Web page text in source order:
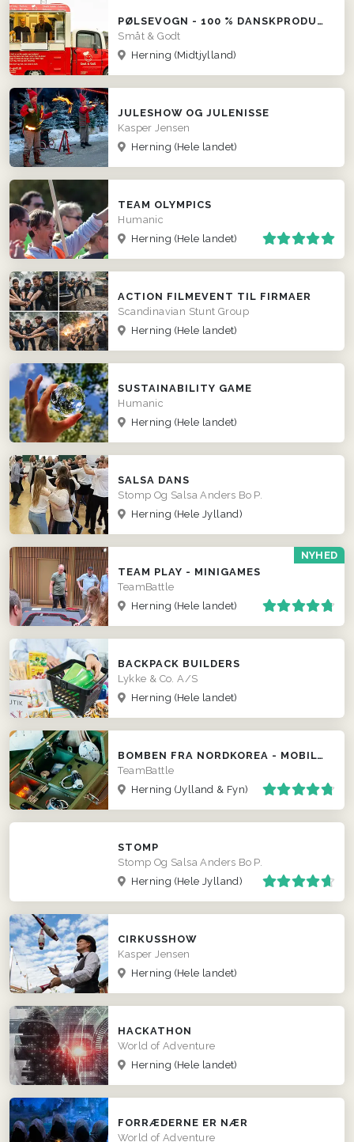
PØLSEVOGN - 100 % DANSKPRODUCEREDE PØLSER
Småt & Godt
Herning (Midtjylland)
JULESHOW OG JULENISSE
Kasper Jensen
Herning (Hele landet)
TEAM OLYMPICS
Humanic
Herning (Hele landet)
ACTION FILMEVENT TIL FIRMAER
Scandinavian Stunt Group
Herning (Hele landet)
SUSTAINABILITY GAME
Humanic
Herning (Hele landet)
SALSA DANS
Stomp Og Salsa Anders Bo P.
Herning (Hele Jylland)
NYHED
TEAM PLAY - MINIGAMES
TeamBattle
Herning (Hele landet)
BACKPACK BUILDERS
Lykke & Co. A/S
Herning (Hele landet)
BOMBEN FRA NORDKOREA - MOBILT ESCAPE ROOM
TeamBattle
Herning (Jylland & Fyn)
STOMP
Stomp Og Salsa Anders Bo P.
Herning (Hele Jylland)
CIRKUSSHOW
Kasper Jensen
Herning (Hele landet)
HACKATHON
World of Adventure
Herning (Hele landet)
FORRÆDERNE ER NÆR
World of Adventure